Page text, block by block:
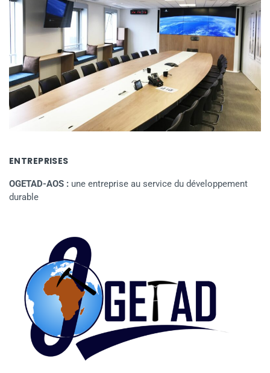
ENTREPRISES
OGETAD-AOS : une entreprise au service du développement
durable